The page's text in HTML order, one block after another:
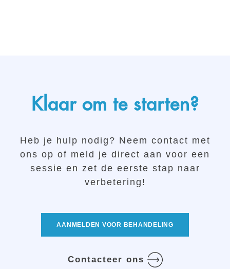
Klaar om te starten?
Heb je hulp nodig? Neem contact met
ons op of meld je direct aan voor een
sessie en zet de eerste stap naar
verbetering!
Contacteer ons
AANMELDEN VOOR BEHANDELING